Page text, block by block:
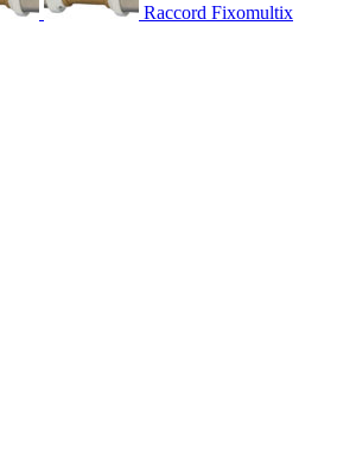
Raccord Fixomultix